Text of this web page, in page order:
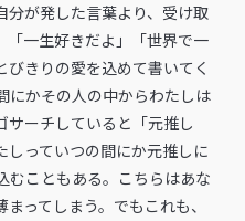
分が発した言葉より、受け取
「一生好きだよ」「世界で一
きりの愛を込めて書いてく
にかその人の中からわたしは
サーチしていると「元推し
っていつの間にか元推しに
むこともある。こちらはあな
ってしまう。でもこれも、